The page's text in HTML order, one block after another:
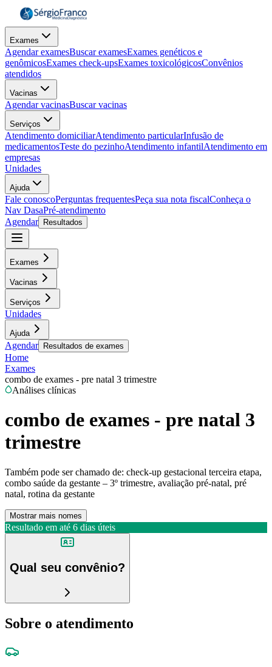
Exames
Agendar examesBuscar examesExames genéticos e
genômicosExames check-upsExames toxicológicosConvênios
atendidos
Vacinas
Agendar vacinasBuscar vacinas
Serviços
Atendimento domiciliarAtendimento particularInfusão de
medicamentosTeste do pezinhoAtendimento infantilAtendimento em
empresas
Unidades
Ajuda
Fale conoscoPerguntas frequentesPeça sua nota fiscalConheça o
Nav DasaPré-atendimento
Agendar
Resultados
Exames
Vacinas
Serviços
Unidades
Ajuda
Agendar Resultados de exames
Home
Exames
combo de exames - pre natal 3 trimestre
Análises clínicas
combo de exames - pre natal 3
trimestre
Também pode ser chamado de: check-up gestacional terceira etapa,
combo saúde da gestante – 3º trimestre, avaliação pré-natal, pré
natal, rotina da gestante
Mostrar mais nomes
Resultado em até 6 dias úteis
Qual seu convênio?
Sobre o atendimento